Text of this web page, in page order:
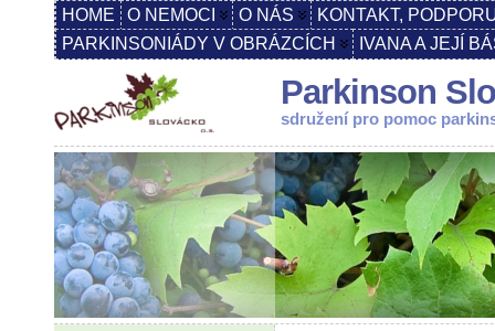
HOME O NEMOCI O NÁS
KONTAKT,
PARKINSONIÁDY V OBRÁZCÍCH
IVANA A JEJÍ
Parkinson
sdružení pro pomoc